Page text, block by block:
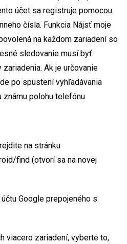
účet sa registruje pomocou
čísla. Funkcia Nájsť moje
na každom zariadení so
sledovanie musí byť
Ak je určovanie
po spustení vyhľadávania
polohu telefónu.
na stránku
find (otvorí sa na novej
Google prepojeného s
viacero zariadení, vyberte to,